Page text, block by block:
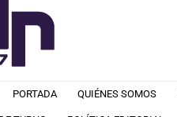
PORTADA QUIÉNES SOMOS